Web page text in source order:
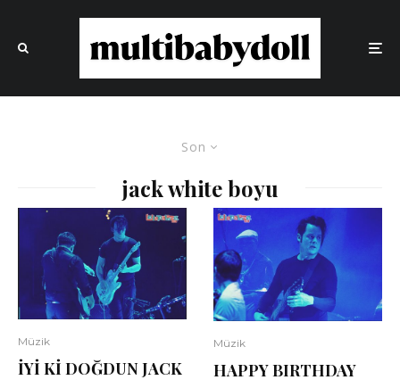
Son
jack white boyu
Müzik
İYİ Kİ DOĞDUN JACK
Müzik
HAPPY BIRTHDAY